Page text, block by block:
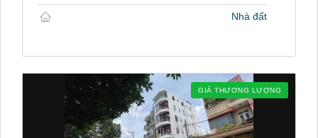
Nhà đất
GIÁ THƯƠNG LƯỢNG